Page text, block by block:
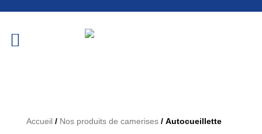
Accueil/ Nos produits de camerises/ Autocueillette